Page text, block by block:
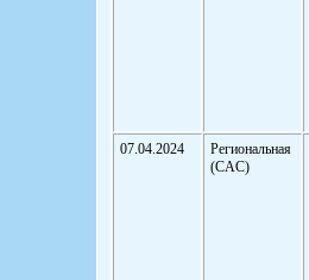
07.04.2024
Региональная
(CAC)